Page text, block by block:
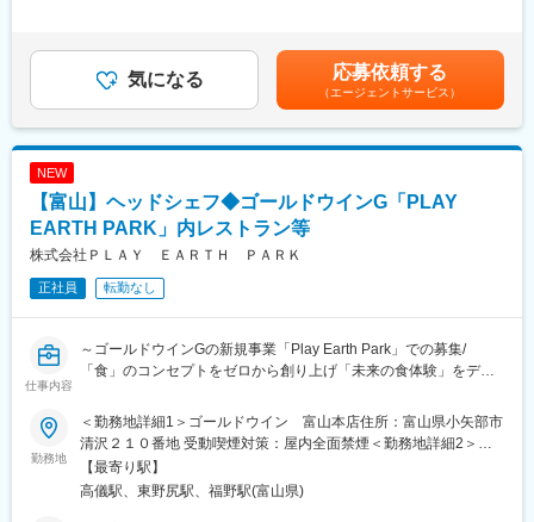
ることが高年収の理由です。
時短勤務でも評価基準は同様のため、６時間勤務でも年収1,000万
ます。勤務時間に制約があることを前提に役割設計を行い、成果
基準も明確です。時短勤務でも重要な提案を任され、正当に評価
される環境が整っています。
■入社後のミッション：
その土地への想い入れ、今後への悩みについて、話を「聞く」こ
とが大切なお仕事です。
変更の範囲：会社の定める業務
グループ企業各社でそれぞれの地盤があり、受注が安定している
ことも特徴です。公共事業・民間事業とわず多くの実績がありま
・工程管理
・設計図作成
・OJTでベテラン社員の方と共に現場へ行き、アシスタントから
くり教える環境ですので未経験からでも安心してください。
・残業時間の月平均：20H以内
■資格取得支援：
土木施工管理技師1級・2級や、各種重機の免許取得など、土木建
績により変動します。記載金額は選考を通じて上下する可能性が
あります。月給(月額)は固定手当を含みます。
気になる 応募依頼する
（エージェントサービス）
NEW
【富山】ヘッドシェフ◆ゴールドウインG「PLAY
EARTH PARK」内レストラン等
株式会社ＰＬＡＹ ＥＡＲＴＨ ＰＡＲＫ
正社員 転勤なし
仕事内容
～ゴールドウインGの新規事業「Play Earth Park」での募集/
「食」のコンセプトをゼロから創り上げ「未来の食体験」をデザ
2027年富山県南砺市に開業する「Play Earth Park Naturing
Forest」の広大な森のレストランからキャンプサイトまで、パー
ク内すべての「食」のコンセプトをゼロから創り上げるヘッドシ
ェフ。単なる調理責任者ではありません。富山の自然と食材を舞
勤務地
＜勤務地詳細1＞ゴールドウイン 富山本店住所：富山県小矢部市
清沢２１０番地 受動喫煙対策：屋内全面禁煙＜勤務地詳細2＞
Play Earth Park内住所：富山県南砺市 受動喫煙対策：敷地内全面
禁煙変更の範囲：会社の定める事業所
【最寄り駅】
高儀駅、東野尻駅、福野駅(富山県)